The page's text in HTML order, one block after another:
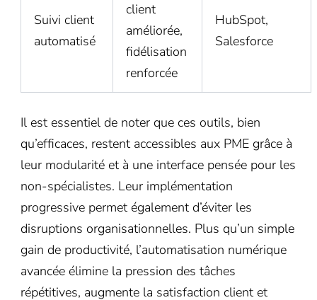
Suivi client
automatisé
client
améliorée,
fidélisation
renforcée
HubSpot,
Salesforce
Il est essentiel de noter que ces outils, bien
qu’efficaces, restent accessibles aux PME grâce à
leur modularité et à une interface pensée pour les
non-spécialistes. Leur implémentation
progressive permet également d’éviter les
disruptions organisationnelles. Plus qu’un simple
gain de productivité, l’automatisation numérique
avancée élimine la pression des tâches
répétitives, augmente la satisfaction client et